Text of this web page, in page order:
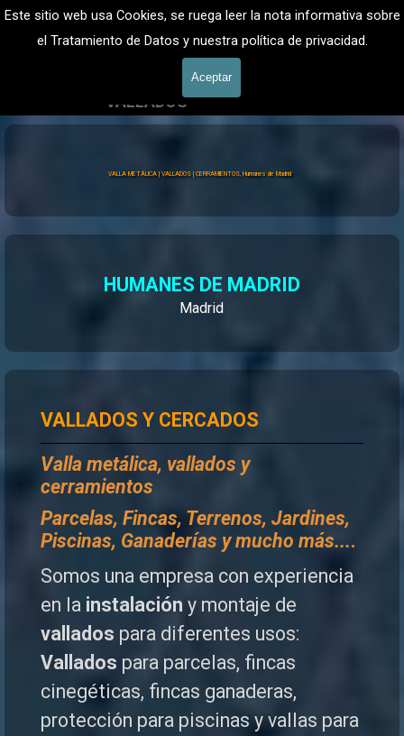
Este sitio web usa Cookies, se ruega leer la nota informativa sobre
el Tratamiento de Datos y nuestra política de privacidad.
Aceptar
Vaya al ContenidoVALLADOS METALICOS MADRID - VALLADO DE FINCAS
Valla Hercules, Vallado de fincas
VALLADOSVallados Jardín
VALLA METÁLICA | VALLADOS | CERRAMIENTOS, Humanes de Madrid
HUMANES DE MADRID
Madrid
VALLADOS Y CERCADOS
Valla metálica, vallados y
cerramientos
Parcelas, Fincas, Terrenos, Jardines,
Piscinas, Ganaderías y mucho más....
Somos una empresa con experiencia
en la instalación y montaje de
vallados para diferentes usos:
Vallados para parcelas, fincas
cinegéticas, fincas ganaderas,
protección para piscinas y vallas para